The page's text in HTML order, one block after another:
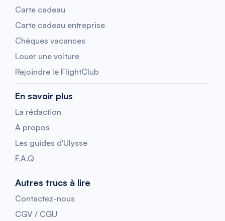
Carte cadeau
Carte cadeau entreprise
Chèques vacances
Louer une voiture
Rejoindre le FlightClub
En savoir plus
La rédaction
A propos
Les guides d'Ulysse
F.A.Q
Autres trucs à lire
Contactez-nous
CGV / CGU